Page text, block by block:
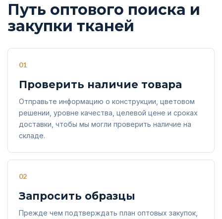
Путь оптового поиска и
закупки тканей
01
Проверить наличие товара
Отправьте информацию о конструкции, цветовом
решении, уровне качества, целевой цене и сроках
доставки, чтобы мы могли проверить наличие на
складе.
02
Запросить образцы
Прежде чем подтверждать план оптовых закупок,